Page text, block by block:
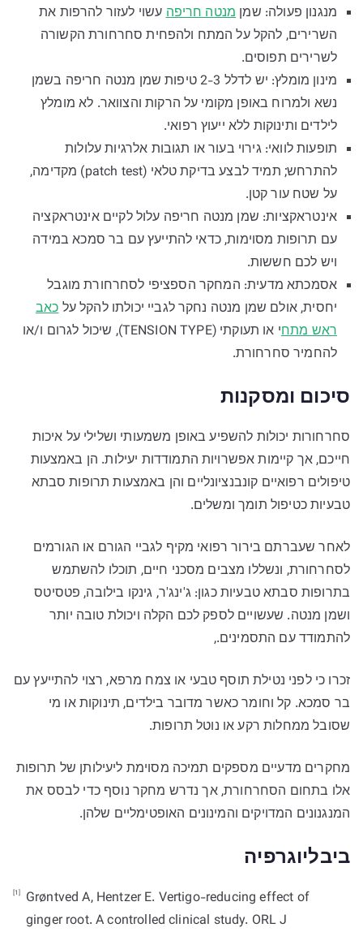
מנגנון פעולה: שמןמנטה חריפהעשוי לעזור להרפות את
השרירים, להקל על המתח ולהפחית סחרחורת הקשורה
לשרירים תפוסים.
מינון מומלץ: יש לדלל 2-3 טיפות שמן מנטה חריפה בשמן
נשא ולמרוח באופן מקומי על הרקות והצוואר. לא מומלץ
לילדים ותינוקות ללא ייעוץ רפואי.
תופעות לוואי: גירוי בעור או תגובות אלרגיות עלולות
להתרחש; תמיד לבצע בדיקת טלאי (patch test) מקדימה,
על שטח עור קטן.
אינטראקציות: שמן מנטה חריפה עלול לקיים אינטראקציה
עם תרופות מסוימות, כדאי להתייעץ עם בר סמכא במידה
ויש לכם חששות.
אסמכתא מדעית: המחקר הספציפי לסחרחורת מוגבל
יחסית, אולם שמן מנטה נחקר לגביי יכולתו להקל עלכאב
ראש מתח
י או תעוקתי (TENSION TYPE), שיכול לגרום ו/או
להחמיר סחרחורת.
סיכום ומסקנות
סחרחורות יכולות להשפיע באופן משמעותי ושלילי על איכות
חייכם, אך קיימות אפשרויות התמודדות יעילות. הן באמצעות
טיפולים רפואיים קונבנציונליים והן באמצעות תרופות סבתא
טבעיות כטיפול תומך ומשלים.
לאחר שעברתם בירור רפואי מקיף לגביי הגורם או הגורמים
לסחרחורת, ונשללו מצבים מסכני חיים, תוכלו להשתמש
בתרופות סבתא טבעיות כגון: ג'ינג'ר, גינקו בילובה, פטסיטס
ושמן מנטה. שעשויים לספק לכם הקלה ויכולת טובה יותר
להתמודד עם התסמינים.,
זכרו כי לפני נטילת תוסף טבעי או צמח מרפא, רצוי להתייעץ עם
בר סמכא. קל וחומר כאשר מדובר בילדים, תינוקות או מי
שסובל ממחלות רקע או נוטל תרופות.
מחקרים מדעיים מספקים תמיכה מסוימת ליעילותן של תרופות
אלו בתחום הסחרחורת, אך נדרש מחקר נוסף כדי לבסס את
המנגנונים המדויקים והמינונים האופטימליים שלהן.
ביבליוגרפיה
[1]
Grøntved A, Hentzer E. Vertigo-reducing effect of
ginger root. A controlled clinical study. ORL J